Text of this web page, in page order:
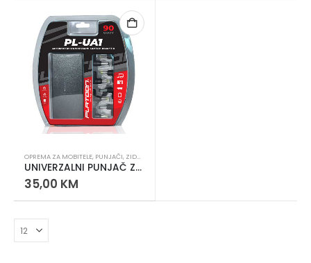
OPREMA ZA MOBITELE, PUNJAČI, ZIDNI PUNJAČI
UNIVERZALNI PUNJAČ ZA LAPTOP PL-UA1
35,00 KM